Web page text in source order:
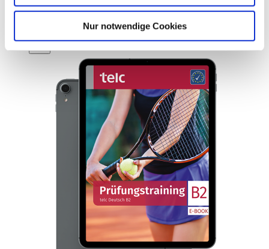
Nur notwendige Cookies
€9.90
Add to Cart